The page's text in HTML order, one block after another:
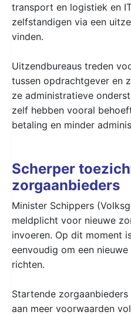
transport en logistiek en
zelfstandigen via een
vinden.
Uitzendbureaus treden
tussen opdrachtgever en
ze administratieve
zelf hebben vooral
betaling en minder
Scherper
zorgaanbieders
Minister Schippers
meldplicht voor nieuwe
invoeren. Op dit moment
eenvoudig om een
richten.
Startende
aan meer voorwaarden